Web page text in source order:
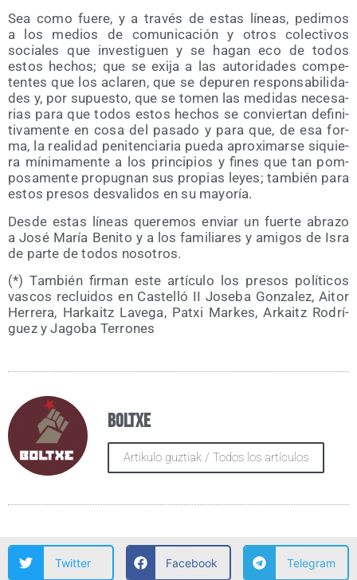
Sea como fue­re, y a tra­vés de estas líneas, pedi­mos
a los medios de comu­ni­ca­ción y otros colec­ti­vos
socia­les que inves­ti­guen y se hagan eco de todos
estos hechos; que se exi­ja a las auto­ri­da­des com­pe­
ten­tes que los acla­ren, que se depu­ren res­pon­sa­bi­li­da­
des y, por supues­to, que se tomen las medi­das nece­sa­
rias para que todos estos hechos se con­vier­tan defi­ni­
ti­va­men­te en cosa del pasa­do y para que, de esa for­
ma, la reali­dad peni­ten­cia­ria pue­da apro­xi­mar­se siquie­
ra míni­ma­men­te a los prin­ci­pios y fines que tan pom­
po­sa­men­te pro­pug­nan sus pro­pias leyes; tam­bién para
estos pre­sos des­va­li­dos en su mayoría.
Des­de estas líneas que­re­mos enviar un fuer­te abra­zo
a José María Beni­to y a los fami­lia­res y ami­gos de Isra
de par­te de todos nosotros.
(*) Tam­bién fir­man este artícu­lo los pre­sos polí­ti­cos
vas­cos reclui­dos en Cas­te­lló II Jose­ba Gon­za­lez, Aitor
Herre­ra, Har­kaitz Lave­ga, Patxi Mar­kes, Arkaitz Rodrí­
guez y Jago­ba Terrones
Boltxe
Artikulo guztiak / Todos los artículos
Twitter Facebook Telegram